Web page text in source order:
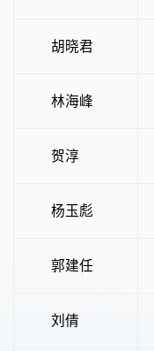
胡晓君
林海峰
贺淳
杨玉彪
郭建任
刘倩